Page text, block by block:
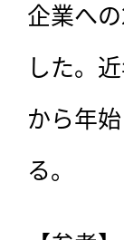
企業へ
した。
から年
る。